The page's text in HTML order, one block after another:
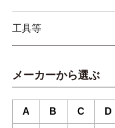
工具等
メーカーから選ぶ
A B C D